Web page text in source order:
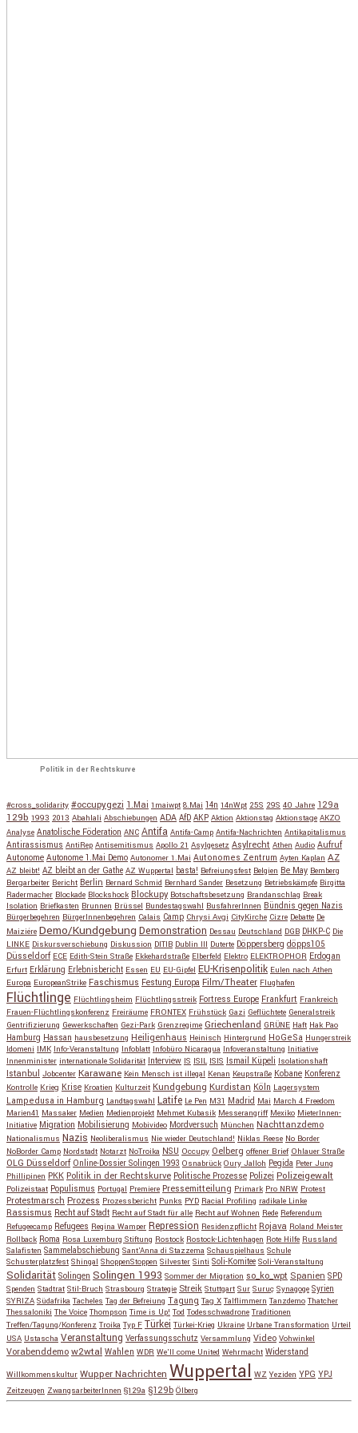
Politik in der Rechtskurve
#cross_solidarity #occupygezi 1.Mai 1maiwpt 8.Mai 14n 14nWpt 25S 29S 40 Jahre 129a
129b 1993 2013 Abahlali Abschiebungen ADA AfD AKP Aktion Aktionstag Aktionstage AKZO
Analyse Anatolische Föderation ANC Antifa Antifa-Camp Antifa-Nachrichten Antikapitalismus
Antirassismus AntiRep Antisemitismus Apollo 21 Asylgesetz Asylrecht Athen Audio Aufruf
Autonome Autonome 1.Mai Demo Autonomer 1.Mai Autonomes Zentrum Ayten Kaplan AZ
AZ bleibt! AZ bleibt an der Gathe AZ Wuppertal basta! Befreiungsfest Belgien Be May Bemberg
Bergarbeiter Bericht Berlin Bernard Schmid Bernhard Sander Besetzung Betriebskämpfe Birgitta
Radermacher Blockade Blockshock Blockupy Botschaftsbesetzung Brandanschlag Break
Isolation Briefkasten Brunnen Brüssel Bundestagswahl BusfahrerInnen Bündnis gegen Nazis
Bürgerbegehren BürgerInnenbegehren Calais Camp Chrysi Avgi CityKirche Cizre Debatte De
Maiziére Demo/Kundgebung Demonstration Dessau Deutschland DGB DHKP-C Die
LINKE Diskursverschiebung Diskussion DITIB Dublin III Duterte Döppersberg döpps105
Düsseldorf ECE Edith-Stein Straße Ekkehardstraße Elberfeld Elektro ELEKTROPHOR Erdogan
Erfurt Erklärung Erlebnisbericht Essen EU EU-Gipfel EU-Krisenpolitik Eulen nach Athen
Europa EuropeanStrike Faschismus Festung Europa Film/Theater Flughafen
Flüchtlinge Flüchtlingsheim Flüchtlingsstreik Fortress Europe Frankfurt Frankreich
Frauen-Flüchtlingskonferenz Freiräume FRONTEX Frühstück Gazi Geflüchtete Generalstreik
Gentrifizierung Gewerkschaften Gezi-Park Grenzregime Griechenland GRÜNE Haft Hak Pao
Hamburg Hassan hausbesetzung Heiligenhaus Heinisch Hintergrund HoGeSa Hungerstreik
Idomeni IMK Info-Veranstaltung Infoblatt Infobüro Nicaragua Infoveranstaltung Initiative
Innenminister internationale Solidarität Interview IS ISIL ISIS Ismail Küpeli Isolationshaft
Istanbul Jobcenter Karawane Kein Mensch ist illegal Kenan Keupstraße Kobane Konferenz
Kontrolle Krieg Krise Kroatien Kulturzeit Kundgebung Kurdistan Köln Lagersystem
Lampedusa in Hamburg Landtagswahl Latife Le Pen M31 Madrid Mai March 4 Freedom
Marien41 Massaker Medien Medienprojekt Mehmet Kubasik Messerangriff Mexiko MieterInnen-
Initiative Migration Mobilisierung Mobivideo Mordversuch München Nachttanzdemo
Nationalismus Nazis Neoliberalismus Nie wieder Deutschland! Niklas Reese No Border
NoBorder Camp Nordstadt Notarzt NoTroika NSU Occupy Oelberg offener Brief Ohlauer Straße
OLG Düsseldorf Online-Dossier Solingen 1993 Osnabrück Oury Jalloh Pegida Peter Jung
Phillipinen PKK Politik in der Rechtskurve Politische Prozesse Polizei Polizeigewalt
Polizeistaat Populismus Portugal Premiere Pressemitteilung Primark Pro NRW Protest
Protestmarsch Prozess Prozessbericht Punks PYD Racial Profiling radikale Linke
Rassismus Recht auf Stadt Recht auf Stadt für alle Recht auf Wohnen Rede Referendum
Refugeecamp Refugees Regina Wamper Repression Residenzpflicht Rojava Roland Meister
Rollback Roma Rosa Luxemburg Stiftung Rostock Rostock-Lichtenhagen Rote Hilfe Russland
Salafisten Sammelabschiebung Sant'Anna di Stazzema Schauspielhaus Schule
Schusterplatzfest Shingal ShoppenStoppen Silvester Sinti Soli-Komitee Soli-Veranstaltung
Solidarität Solingen Solingen 1993 Sommer der Migration so_ko_wpt Spanien SPD
Spenden Stadtrat Stil-Bruch Strasbourg Strategie Streik Stuttgart Sur Suruç Synagoge Syrien
SYRIZA Südafrika Tacheles Tag der Befreiung Tagung Tag X Talflimmern Tanzdemo Thatcher
Thessaloniki The Voice Thompson Time is Up! Tod Todesschwadrone Traditionen
Treffen/Tagung/Konferenz Troika Typ F Türkei Türkei-Krieg Ukraine Urbane Transformation Urteil
USA Ustascha Veranstaltung Verfassungsschutz Versammlung Video Vohwinkel
Vorabenddemo w2wtal Wahlen WDR We'll come United Wehrmacht Widerstand
Willkommenskultur Wupper Nachrichten Wuppertal WZ Yeziden YPG YPJ
Zeitzeugen ZwangsarbeiterInnen §129a §129b Ölberg